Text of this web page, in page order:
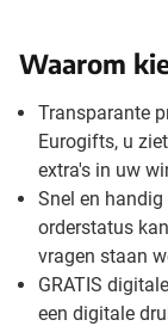
Waarom
Transparante
Eurogifts, u
extra's in uw
Snel en
orderstatus
vragen staan
GRATIS
een digitale